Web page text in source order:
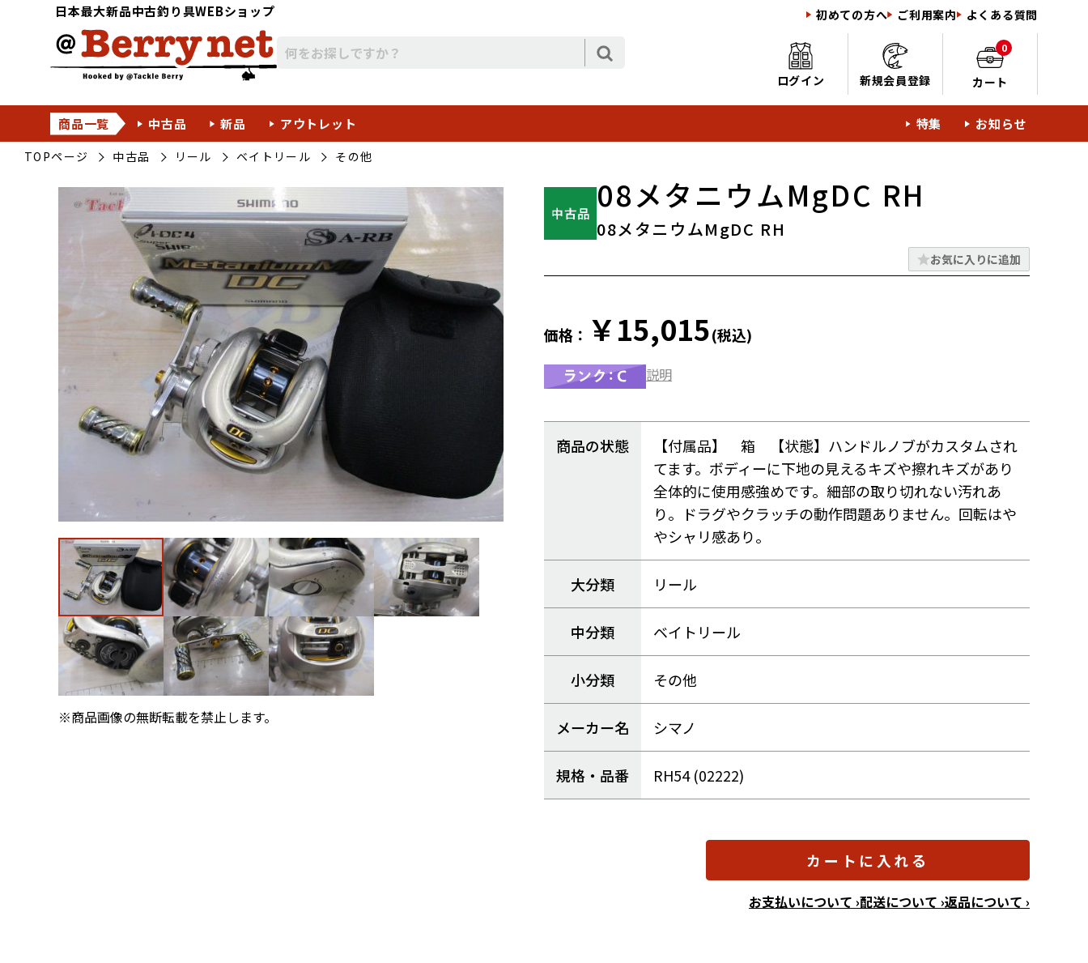
日本最大新品中古釣り具WEBショップ 初めての方へ ご利用案内 よくある質問
ログイン 新規会員登録
0
カート
商品一覧 中古品 新品 アウトレット 特集 お知らせ
TOPページ 中古品 リール ベイトリール その他
※商品画像の無断転載を禁止します。
08メタニウムMgDC RH
08メタニウムMgDC RH
お気に入りに追加
価格： ￥15,015(税込)
説明
商品の状態
【付属品】 箱 【状態】ハンドルノブがカスタムされ
てます。ボディーに下地の見えるキズや擦れキズがあり
全体的に使用感強めです。細部の取り切れない汚れあ
り。ドラグやクラッチの動作問題ありません。回転はや
やシャリ感あり。
大分類 リール
中分類 ベイトリール
小分類 その他
メーカー名 シマノ
規格・品番 RH54 (02222)
カートに入れる
お支払いについて ›配送について ›返品について ›